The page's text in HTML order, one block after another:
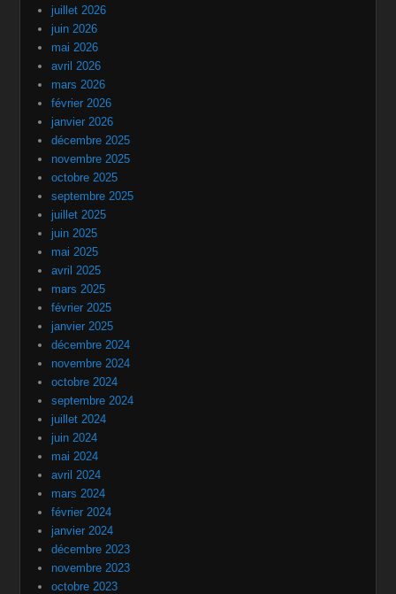
juillet 2026
juin 2026
mai 2026
avril 2026
mars 2026
février 2026
janvier 2026
décembre 2025
novembre 2025
octobre 2025
septembre 2025
juillet 2025
juin 2025
mai 2025
avril 2025
mars 2025
février 2025
janvier 2025
décembre 2024
novembre 2024
octobre 2024
septembre 2024
juillet 2024
juin 2024
mai 2024
avril 2024
mars 2024
février 2024
janvier 2024
décembre 2023
novembre 2023
octobre 2023